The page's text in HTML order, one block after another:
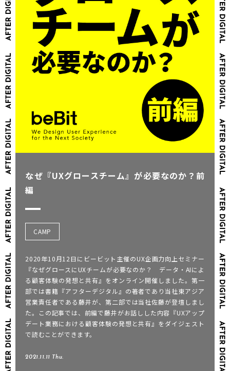
なぜ『UXグロースチーム』が必要なのか？前
編
CAMP
2020年10月12日にビービット主催のUX企画力向上セミナー
『なぜグロースにUXチームが必要なのか？ データ・AIによ
る顧客体験の発想と共有』をオンライン開催しました。第一
部では書籍『アフターデジタル』の著者であり当社東アジア
営業責任者である藤井が、第二部では当社佐藤が登壇しまし
た。この記事では、前編で藤井がお話しした内容『UXアップ
デート業務における顧客体験の発想と共有』をダイジェスト
で読むことができます。
2021.11.11 Thu.